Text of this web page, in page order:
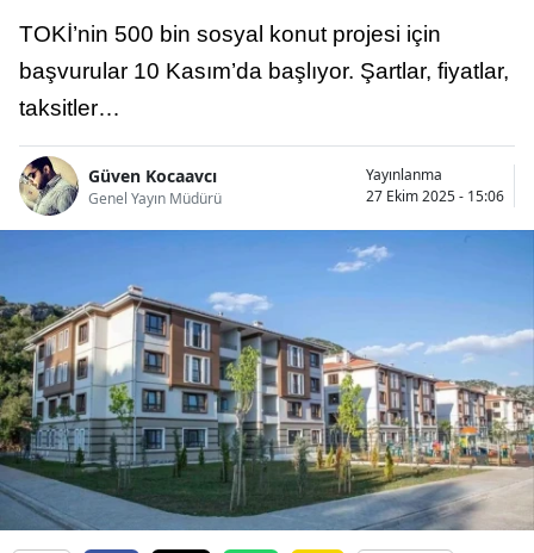
TOKİ’nin 500 bin sosyal konut projesi için
başvurular 10 Kasım’da başlıyor. Şartlar, fiyatlar,
taksitler…
Güven Kocaavcı
Genel Yayın Müdürü
Yayınlanma
27 Ekim 2025 - 15:06